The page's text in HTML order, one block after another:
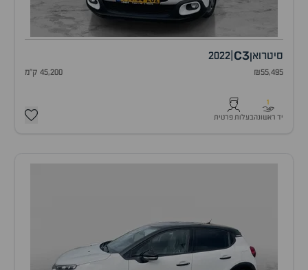
סיטרואןC3
2022
₪55,495 45,200 ק"מ
1
יד ראשונהבעלות פרטית